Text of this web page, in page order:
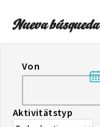
Nueva búsqueda
Von
Aktivitätstyp